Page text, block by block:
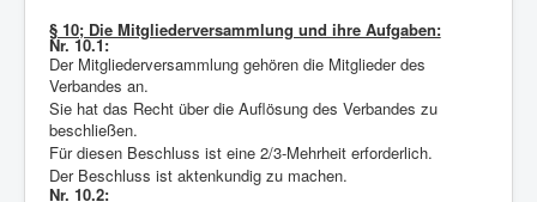
§ 10; Die Mitgliederversammlung und ihre Aufgaben:
Nr. 10.1:
Der Mitgliederversammlung gehören die Mitglieder des
Verbandes an.
Sie hat das Recht über die Auflösung des Verbandes zu
beschließen.
Für diesen Beschluss ist eine 2/3-Mehrheit erforderlich.
Der Beschluss ist aktenkundig zu machen.
Nr. 10.2: